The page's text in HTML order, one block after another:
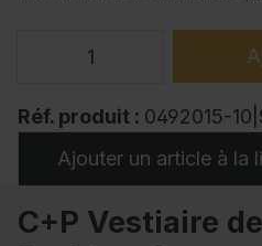
Réf. produit : 0492015-
Ajouter un article à la
C+P Vestiaire